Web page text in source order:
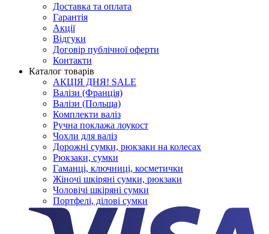
Доставка та оплата
Гарантія
Акції
Відгуки
Договір публічної оферти
Контакти
Каталог товарів
АКЦІЯ ДНЯ! SALE
Валізи (Франція)
Валізи (Польща)
Комплекти валіз
Ручна поклажа лоукост
Чохли для валіз
Дорожні сумки, рюкзаки на колесах
Рюкзаки, сумки
Гаманці, ключниці, косметички
Жіночі шкіряні сумки, рюкзаки
Чоловічі шкіряні сумки
Портфелі, ділові сумки